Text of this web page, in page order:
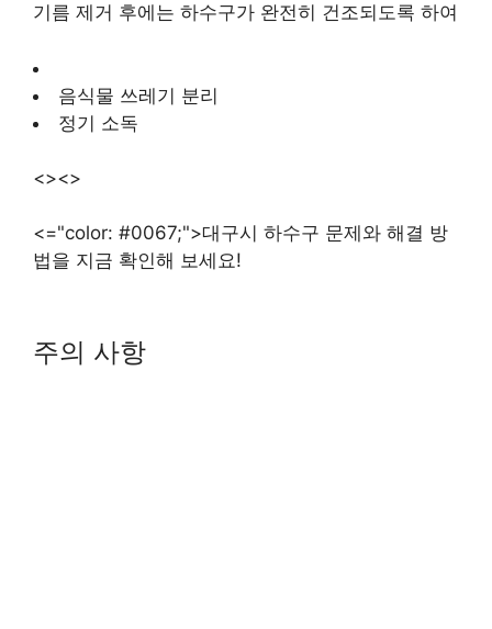
기름 제거 후에는 하수구가 완전히 건조되도록 하여
음식물 쓰레기 분리
정기 소독
<><>
<="color: #0067;">대구시 하수구 문제와 해결 방
법을 지금 확인해 보세요!
주의 사항